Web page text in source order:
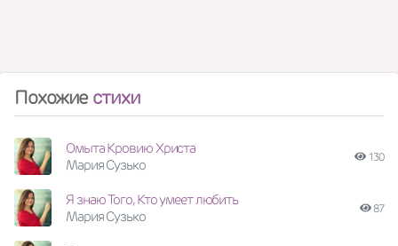
Похожие стихи
Омыта Кровию Христа
Мария Сузько
130
Я знаю Того, Кто умеет любить
Мария Сузько
87